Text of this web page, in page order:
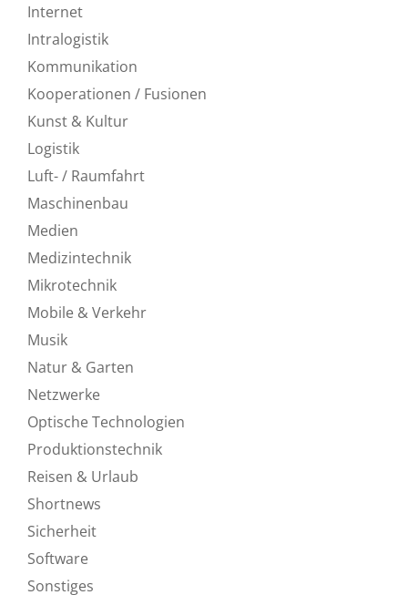
Internet
Intralogistik
Kommunikation
Kooperationen / Fusionen
Kunst & Kultur
Logistik
Luft- / Raumfahrt
Maschinenbau
Medien
Medizintechnik
Mikrotechnik
Mobile & Verkehr
Musik
Natur & Garten
Netzwerke
Optische Technologien
Produktionstechnik
Reisen & Urlaub
Shortnews
Sicherheit
Software
Sonstiges